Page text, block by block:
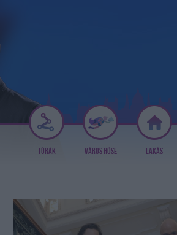
TÚRÁK VÁROS HŐSE LAKÁS